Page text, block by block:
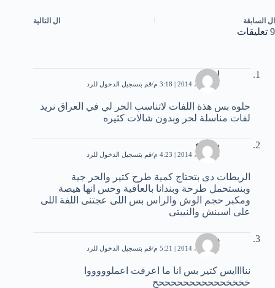
ال السابقة ال التالية
9 تعليقات
لمى
24 أبريل، 2014 | 3:18 م قم بتسجيل الدخول للرد
حلوه بس هذة اللفات ﻻتناسب الحر لي في العراق نريد
لفات مناسلة لحر وبدون شاﻻت كثيره
شيماء
24 أبريل، 2014 | 4:23 م قم بتسجيل الدخول للرد
الربطات دى بتحتاج كمية طرح كتير والحر جية
وبنستحمل طرحة وبندانا بالعافية وحس انها هيصة
ومكبر حجم الوش والراس بس اللى عجتنى اللفة اللى
على اسبنش والنيبتى
هديل
24 أبريل، 2014 | 5:21 م قم بتسجيل الدخول للرد
نناااايس كتير بس انا ما اعرفت اعملوووووا
خخخخحححححححححححح